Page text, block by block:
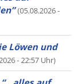
(05.08.2026 -
Löwen und
- 22:57 Uhr)